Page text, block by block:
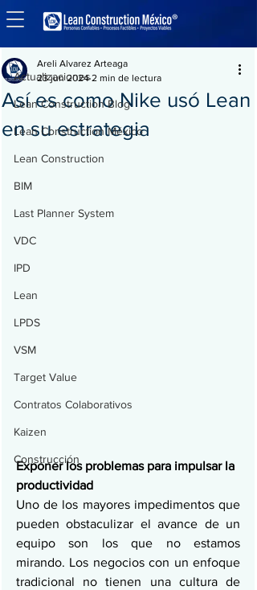
Entrada
Actualizaciones
Lean Construction Blog
Lean Construction México
Lean Construction
BIM
Last Planner System
VDC
IPD
Lean
LPDS
VSM
Target Value
Contratos Colaborativos
Kaizen
Construcción
Así es como Nike usó Lean
en su estrategia
Areli Alvarez Arteaga
23 jun 2024 2 min de lectura
Exponer los problemas para impulsar la
productividad
Uno de los mayores impedimentos que
pueden obstaculizar el avance de un
equipo son los que no estamos
mirando. Los negocios con un enfoque
tradicional no tienen una cultura de